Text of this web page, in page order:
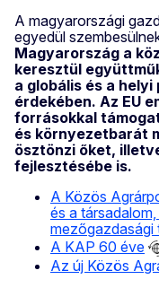
A magyarországi
egyedül
Magyarország a
keresztül
a globális és a
érdekében. Az EU
forrásokkal
és környezetbarát
ösztönzi őket,
fejlesztésébe is.
A Közös
és a
A KAP 60 éve
Az új Közös